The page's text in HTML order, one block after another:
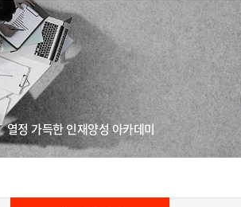
열정 가득한 인재양성 아카데미